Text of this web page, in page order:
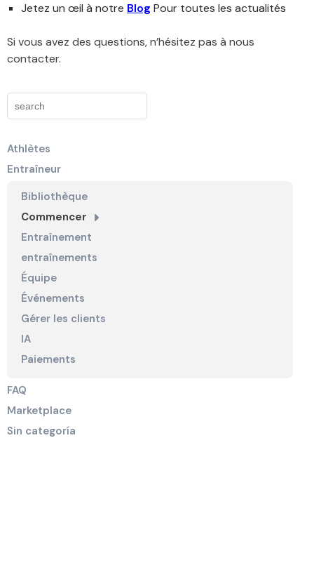
Jetez un œil à notre Blog Pour toutes les actualités
Si vous avez des questions, n’hésitez pas à nous
contacter.
Athlètes
Entraîneur
Bibliothèque
Commencer
Entraînement
entraînements
Équipe
Événements
Gérer les clients
IA
Paiements
FAQ
Marketplace
Sin categoría